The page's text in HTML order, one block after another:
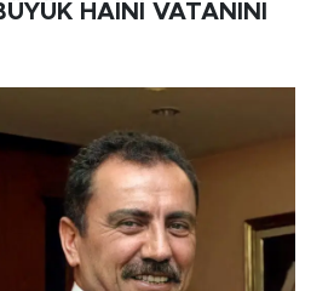
HAİNİ VATANINI